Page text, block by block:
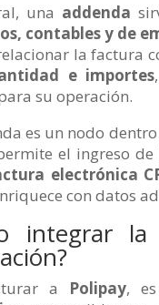
una addenda
contables y de
la factura
e importes
su operación.
es un nodo
el ingreso de
electrónica
con datos
integrar
a Polipay,